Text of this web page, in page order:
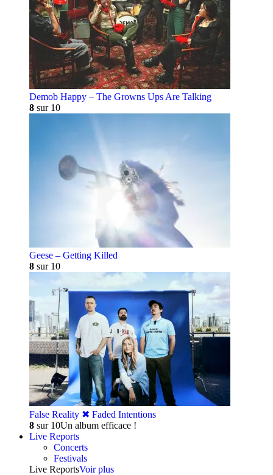
Demob Happy – The Growns Ups Are Talking
8 sur 10
Geese – Getting Killed
8 sur 10
False Reality ✖︎ Faded Intentions
8 sur 10Un album efficace !
Live Reports
Concerts
Festivals
Live ReportsVoir plus